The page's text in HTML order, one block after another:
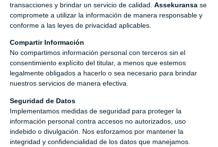
transacciones y brindar un servicio de calidad. Assekuransa se
compromete a utilizar la información de manera responsable y
conforme a las leyes de privacidad aplicables.
Compartir Información
No compartimos información personal con terceros sin el
consentimiento explícito del titular, a menos que estemos
legalmente obligados a hacerlo o sea necesario para brindar
nuestros servicios de manera efectiva.
Seguridad de Datos
Implementamos medidas de seguridad para proteger la
información personal contra accesos no autorizados, uso
indebido o divulgación. Nos esforzamos por mantener la
integridad y confidencialidad de los datos que manejamos.